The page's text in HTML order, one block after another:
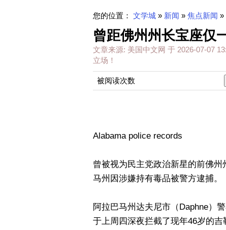
您的位置： 文学城 » 新闻 » 焦点新闻 »
曾距佛州州长宝座仅
文章来源: 美国中文网 于 2026-07-07
立场！
被阅读次数
Alabama police records
曾被视为民主党政治新星的前佛
马州因涉嫌持有毒品被警方逮捕。
阿拉巴马州达夫尼市（Daphne）
于上周四深夜拦截了现年46岁的